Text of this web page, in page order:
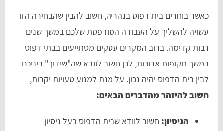
כאשר בוחרים בית דפוס בנהריה, חשוב להבין שהבחירה הזו
עשויה להשליך על העבודה המודפסת שלכם במשך שנים
רבות קדימה. ברוב המקרים עסקים מסתייעים בבתי דפוס
במשך תקופות ארוכות, לכן חשוב לוודא שה"שידוך" ביניכם
לבין בית הדפוס יהיה נכון. על מנת למנוע טעויות יקרות,
חשוב להיזהר מהדברים הבאים:
הניסיון: חשוב לוודא שבית הדפוס בעל ניסיון